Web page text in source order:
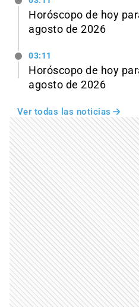
Horóscopo de hoy
agosto de 2026
03:11
Horóscopo de hoy
agosto de 2026
Ver todas las noticias